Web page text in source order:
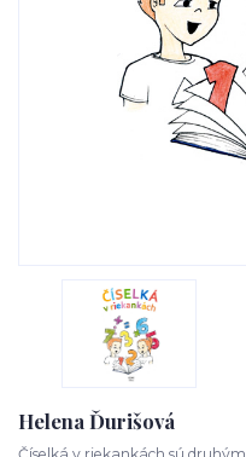
Helena Ďurišová